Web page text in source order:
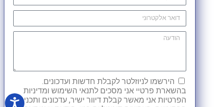
הירשמו לניוזלטר לקבלת חדשות ועדכונים.
בהשארת פרטיי אני מסכים לתנאי השימוש ומדיניות
הפרטיות אני מאשר קבלת דיוור ישיר, עדכונים ותכנים